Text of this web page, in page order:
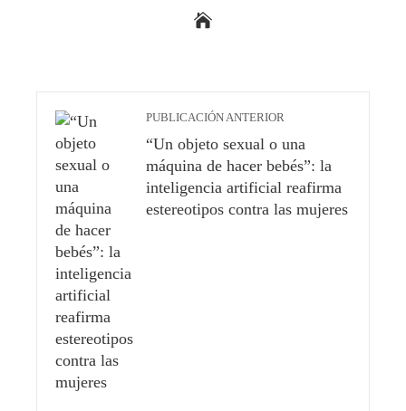
PUBLICACIÓN ANTERIOR
“Un objeto sexual o una
máquina de hacer bebés”: la
inteligencia artificial reafirma
estereotipos contra las mujeres